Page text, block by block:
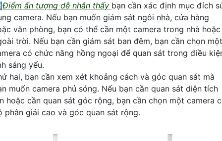
Điểm ấn tượng dễ nhận thấy bạn cần xác định mục đích
camera. Nếu bạn muốn giám sát ngôi nhà, cửa hàng
văn phòng, bạn có thể cần một camera trong nhà hoặc
trời. Nếu bạn cần giám sát ban đêm, bạn cần chọn một
có chức năng hồng ngoại để quan sát trong điều
sáng yếu.
hai, bạn cần xem xét khoảng cách và góc quan sát mà
muốn camera phủ sóng. Nếu bạn cần quan sát diện tích
hoặc cần quan sát góc rộng, bạn cần chọn một camera
phân giải cao và góc quan sát rộng.